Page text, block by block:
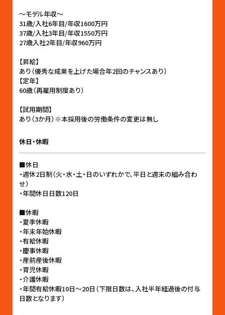
〜モデル年収〜
31歳/入社6年目/年収1600万円
37歳/入社3年目/年収1550万円
27歳入社2年目/年収960万円
【昇給】
あり（優秀な成果を上げた場合年2回のチャンスあり）
【定年】
60歳（再雇用制度あり）
【試用期間】
あり（3か月）※本採用後の労働条件の変更は無し
休日・休暇
■休日
・週休2日制（火・水・土・日のいずれかで、平日と週末の組み合わ
せ）
・年間休日日数120日
■休暇
・夏季休暇
・年末年始休暇
・有給休暇
・慶事休暇
・産前産後休暇
・育児休暇
・介護休暇
・年間有給休暇10日〜20日（下限日数は、入社半年経過後の付与
日数となります）